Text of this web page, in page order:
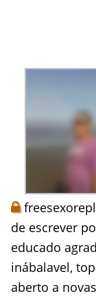
de escrever
educado
inábalavel,
aberto a